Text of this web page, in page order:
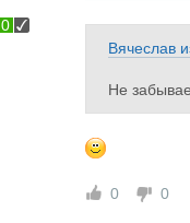
0
Вячеслав
Не
Акция
0 0